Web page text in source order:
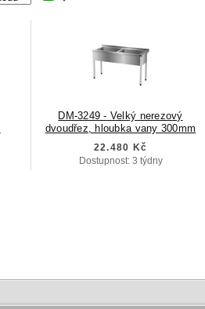
DM-3249 - Velký nerezový
dvoudřez, hloubka vany 300mm
22.480 Kč
Dostupnost: 3 týdny